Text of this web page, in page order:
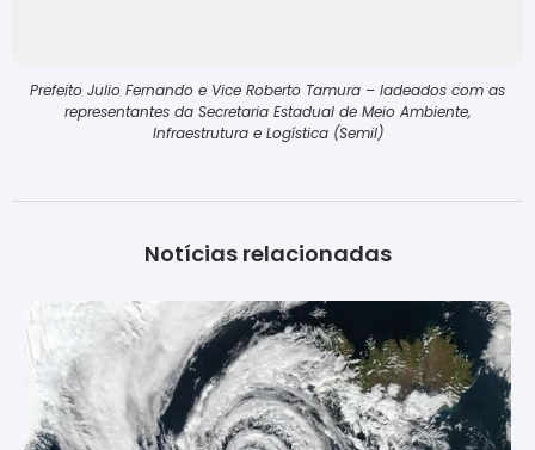
Prefeito Julio Fernando e Vice Roberto Tamura – ladeados com as
representantes da Secretaria Estadual de Meio Ambiente,
Infraestrutura e Logística (Semil)
Notícias relacionadas